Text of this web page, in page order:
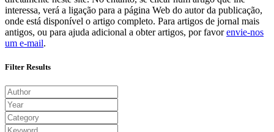
interessa, verá a ligação para a página Web do autor da publicação,
onde está disponível o artigo completo. Para artigos de jornal mais
antigos, ou para ajuda adicional a obter artigos, por favorenvie-nos
um e-mail.
Filter Results